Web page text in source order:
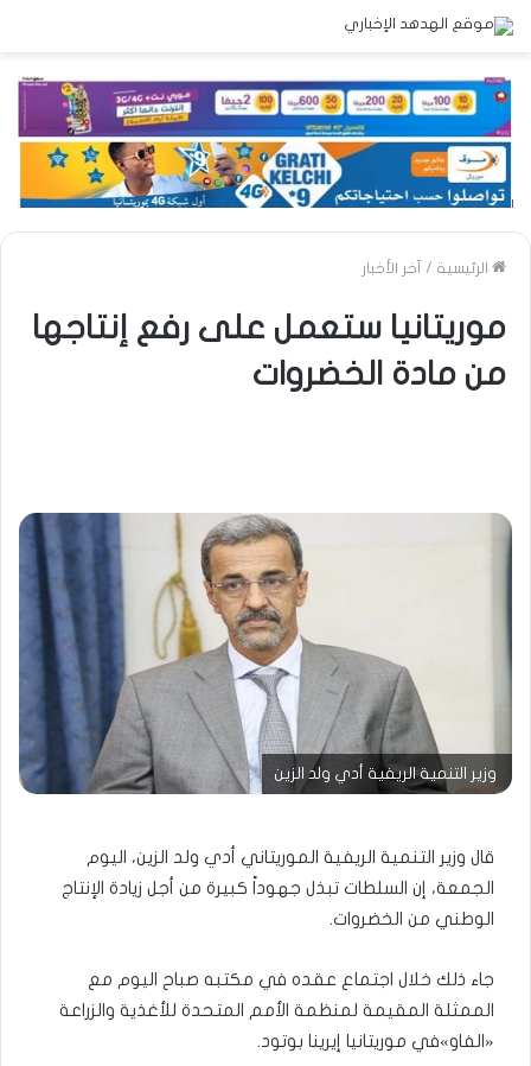
الرئيسية / آخر الأخبار
موريتانيا ستعمل على رفع إنتاجها
من مادة الخضروات
وزير التنمية الريفية أدي ولد الزين
قال وزير التنمية الريفية الموريتاني أدي ولد الزين، اليوم
الجمعة، إن السلطات تبذل جهوداً كبيرة من أجل زيادة الإنتاج
الوطني من الخضروات.
جاء ذلك خلال اجتماع عقده في مكتبه صباح اليوم مع
الممثلة المقيمة لمنظمة الأمم المتحدة للأغذية والزراعة
«الفاو»في موريتانيا إيرينا بوتود.